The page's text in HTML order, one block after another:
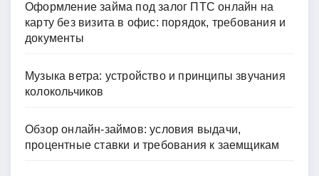
Оформление займа под залог ПТС онлайн на
карту без визита в офис: порядок, требования и
документы
Музыка ветра: устройство и принципы звучания
колокольчиков
Обзор онлайн-займов: условия выдачи,
процентные ставки и требования к заемщикам